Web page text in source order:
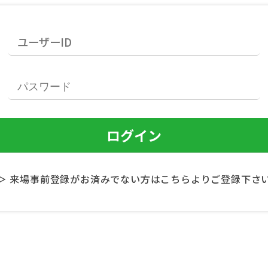
来場事前登録がお済みでない方はこちらよりご登録下さ